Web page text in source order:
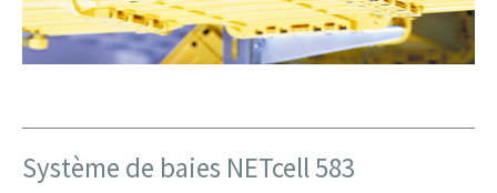
Système de baies NETcell 583